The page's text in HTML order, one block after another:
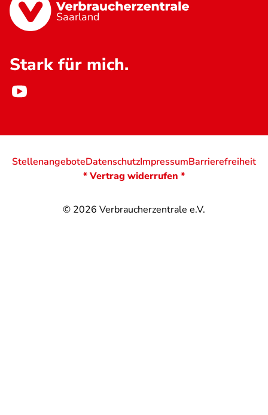
Saarland
Stark für mich.
© 2026 Verbraucherzentrale e.V.
StellenangeboteDatenschutzImpressumBarrierefreiheit
* Vertrag widerrufen *